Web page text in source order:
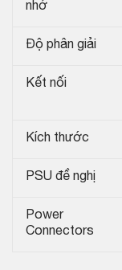
nhớ
Độ phân giải
Kết nối
Kích thước
PSU đề nghị
Power
Connectors